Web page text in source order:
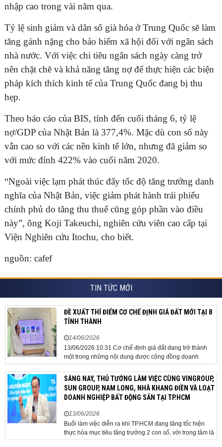
nhập cao trong vài năm qua.
Tỷ lệ sinh giảm và dân số già hóa ở Trung Quốc sẽ làm
tăng gánh nặng cho bảo hiểm xã hội đối với ngân sách
nhà nước. Với việc chi tiêu ngân sách ngày càng trở
nên chặt chẽ và khả năng tăng nợ để thực hiện các biện
pháp kích thích kinh tế của Trung Quốc đang bị thu
hẹp.
Theo báo cáo của BIS, tính đến cuối tháng 6, tỷ lệ
nợ/GDP của Nhật Bản là 377,4%. Mặc dù con số này
vẫn cao so với các nền kinh tế lớn, nhưng đã giảm so
với mức đỉnh 422% vào cuối năm 2020.
“Ngoài việc lạm phát thúc đẩy tốc độ tăng trưởng danh
nghĩa của Nhật Bản, việc giảm phát hành trái phiếu
chính phủ do tăng thu thuế cũng góp phần vào điều
này”, ông Koji Takeuchi, nghiên cứu viên cao cấp tại
Viện Nghiên cứu Itochu, cho biết.
nguồn: cafef
TIN TỨC MỚI
ĐỀ XUẤT THÍ ĐIỂM CƠ CHẾ ĐỊNH GIÁ ĐẤT MỚI TẠI 8
TỈNH THÀNH
14/06/2026
13/06/2026 10:31 Cơ chế định giá đất đang trở thành
một trong những nội dung được cộng đồng doanh
nghiệp, các chuyên gia và cơ quan quản lý đặc biệt
quan tâm khi tác động trực tiếp đến quá trình triển khai
dự án, thu hút đầu tư và sự phát triển ổn định của...
SÁNG NAY, THỦ TƯỚNG LÀM VIỆC CÙNG VINGROUP,
SUN GROUP, NAM LONG, NHÀ KHANG ĐIỀN VÀ LOẠT
DOANH NGHIỆP BẤT ĐỘNG SẢN TẠI TP.HCM
13/06/2026
Buổi làm việc diễn ra khi TP.HCM đang tăng tốc hiện
thực hóa mục tiêu tăng trưởng 2 con số, với trọng tâm là
giải ngân đầu tư công, hoàn thiện mô hình chính quyền